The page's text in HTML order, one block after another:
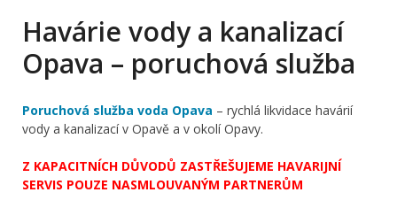
Havárie vody a kanalizací
Opava – poruchová služba
Poruchová služba voda Opava – rychlá likvidace havárií
vody a kanalizací v Opavě a v okolí Opavy.
Z KAPACITNÍCH DŮVODŮ ZASTŘEŠUJEME HAVARIJNÍ
SERVIS POUZE NASMLOUVANÝM PARTNERŮM